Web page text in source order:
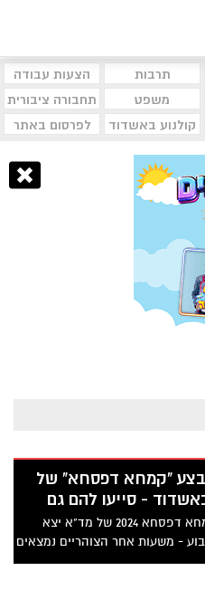
תרבות
הצעות עבודה
משפט
תחבורה ציבורית
קולנוע באשדוד לפרסום באתר
"קמחא דפסחא" של
- סייעו להם גם
מבצע קמחא דפסחא 2024 של מד"א יצא
- משעות אחר הצוהריים נמצאים
בסמוך לסופרים בעיר, אוספים